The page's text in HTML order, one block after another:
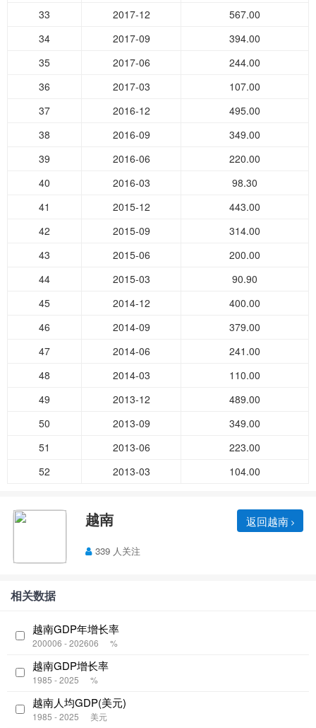
33 2017-12
567.00
34
2017-09
394.00
35
2017-06
244.00
36
2017-03
107.00
37
2016-12
495.00
38
2016-09
349.00
39
2016-06
220.00
40
2016-03
98.30
41
2015-12
443.00
42
2015-09
314.00
43
2015-06
200.00
44
2015-03
90.90
45
2014-12
400.00
46
2014-09
379.00
47
2014-06
241.00
48
2014-03
110.00
49
2013-12
489.00
50
2013-09
349.00
51
2013-06
223.00
52
2013-03 104.00
越南 返回越南
339 人关注
相关数据
越南GDP年增长率
200006 - 202606 %
越南GDP增长率
1985 - 2025 %
越南人均GDP(美元)
1985 - 2025 美元